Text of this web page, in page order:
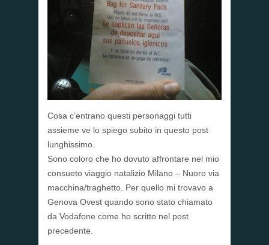
Cosa c’entrano questi personaggi tutti
assieme ve lo spiego subito in questo post
lunghissimo.
Sono coloro che ho dovuto affrontare nel mio
consueto viaggio natalizio Milano – Nuoro via
macchina/traghetto. Per quello mi trovavo a
Genova Ovest quando sono stato chiamato
da Vodafone come ho scritto nel post
precedente.